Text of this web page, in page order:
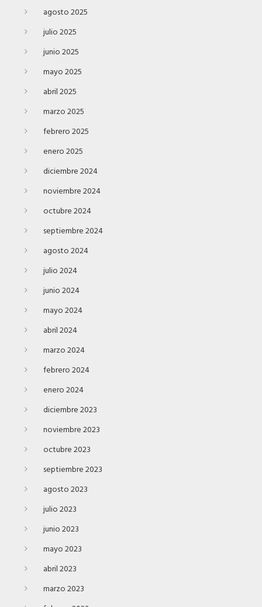
agosto 2025
julio 2025
junio 2025
mayo 2025
abril 2025
marzo 2025
febrero 2025
enero 2025
diciembre 2024
noviembre 2024
octubre 2024
septiembre 2024
agosto 2024
julio 2024
junio 2024
mayo 2024
abril 2024
marzo 2024
febrero 2024
enero 2024
diciembre 2023
noviembre 2023
octubre 2023
septiembre 2023
agosto 2023
julio 2023
junio 2023
mayo 2023
abril 2023
marzo 2023